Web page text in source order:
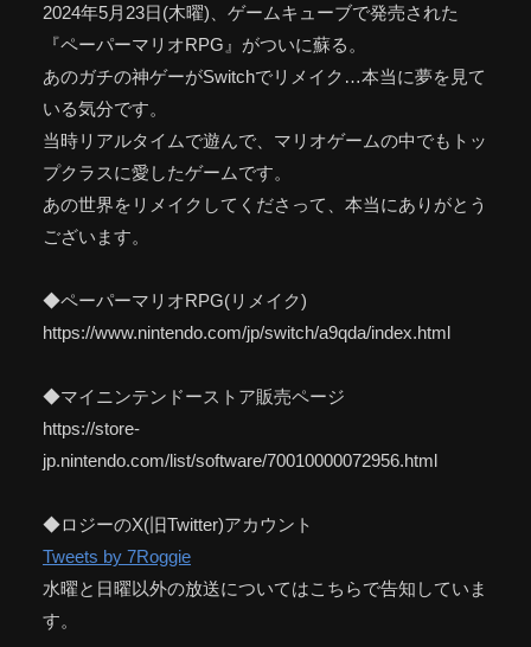
2024年5月23日(木曜)、ゲームキューブで発売された
『ペーパーマリオRPG』がついに蘇る。
あのガチの神ゲーがSwitchでリメイク…本当に夢を見て
いる気分です。
当時リアルタイムで遊んで、マリオゲームの中でもトッ
プクラスに愛したゲームです。
あの世界をリメイクしてくださって、本当にありがとう
ございます。
◆ペーパーマリオRPG(リメイク)
https://www.nintendo.com/jp/switch/a9qda/index.html
◆マイニンテンドーストア販売ページ
https://store-
jp.nintendo.com/list/software/70010000072956.html
◆ロジーのX(旧Twitter)アカウント
Tweets by 7Roggie
水曜と日曜以外の放送についてはこちらで告知していま
す。